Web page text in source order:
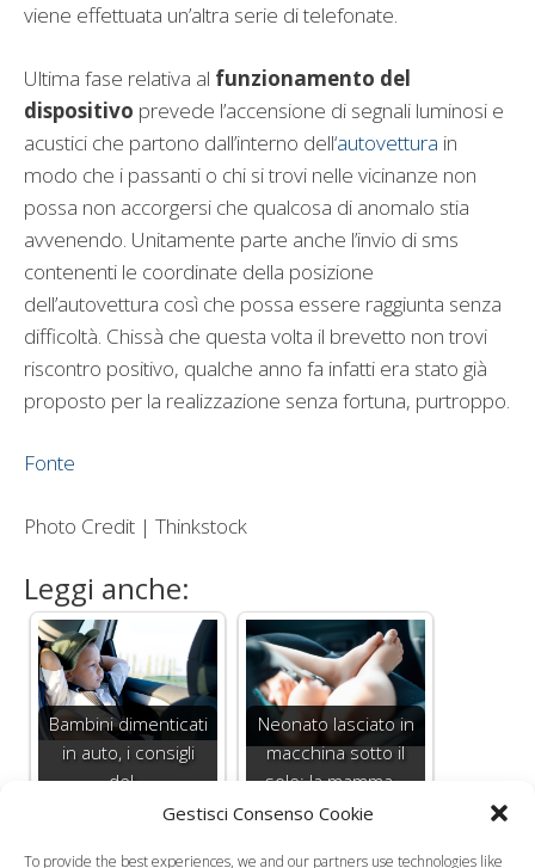
Gestisci Consenso Cookie
To provide the best experiences, we and our partners use technologies like
viene effettuata un’altra serie di telefonate.
Ultima fase relativa al funzionamento del
dispositivo prevede l’accensione di segnali luminosi e
acustici che partono dall’interno dell‘autovettura in
modo che i passanti o chi si trovi nelle vicinanze non
possa non accorgersi che qualcosa di anomalo stia
avvenendo. Unitamente parte anche l’invio di sms
contenenti le coordinate della posizione
dell’autovettura così che possa essere raggiunta senza
difficoltà. Chissà che questa volta il brevetto non trovi
riscontro positivo, qualche anno fa infatti era stato già
proposto per la realizzazione senza fortuna, purtroppo.
Fonte
Photo Credit | Thinkstock
Leggi anche:
Bambini dimenticati
in auto, i consigli
del…
Neonato lasciato in
macchina sotto il
sole: la mamma…